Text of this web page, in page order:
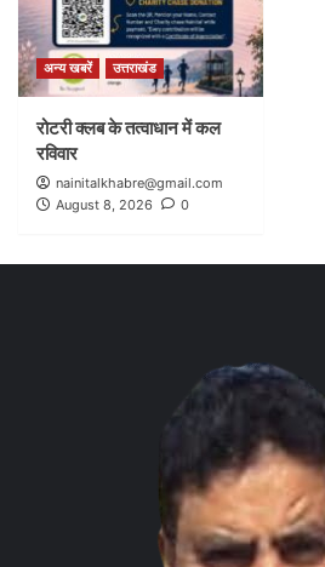
अन्य खबरें उत्तराखंड
रोटरी क्लब के तत्वाधान में कल
रविवार
nainitalkhabre@gmail.com
August 8, 2026
0